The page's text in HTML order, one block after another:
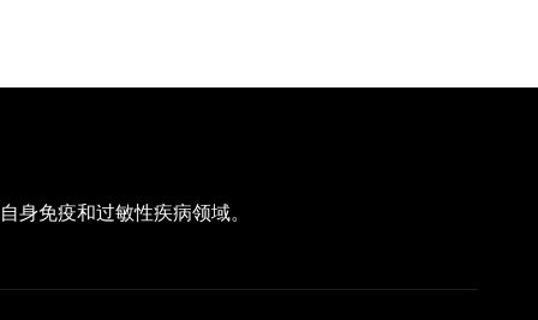
身免疫和过敏性疾病领域。